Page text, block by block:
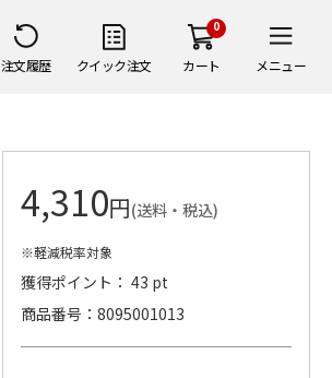
注文履歴 クイック注文
0
カート メニュー
4,310円(送料・税込)
※軽減税率対象
獲得ポイント： 43 pt
商品番号
8095001013